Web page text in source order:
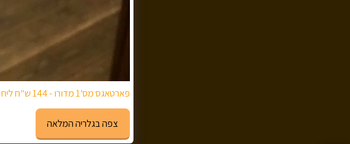
פארטאגס מס'1 מדורו - 144 ש"ח ליח
צפה בגלריה המלאה